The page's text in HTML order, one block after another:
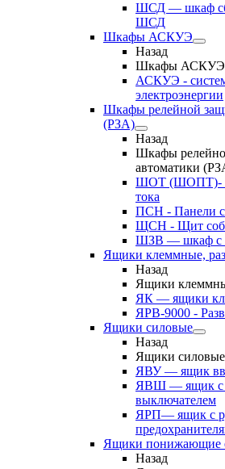
ШСД — шкаф
ШСД
Шкафы АСКУЭ
Назад
Шкафы АСКУЭ
АСКУЭ -
электроэнергии
Шкафы релейной
(РЗА)
Назад
Шкафы
автоматики
ШОТ (ШОПТ)-
тока
ПСН - Панели
ЩСН - Щит
ШЗВ — шкаф с
Ящики клеммные,
Назад
Ящики
ЯК — ящики
ЯРВ-9000 -
Ящики силовые
Назад
Ящики силовые
ЯВУ — ящик
ЯВШ — ящик с
выключателем
ЯРП— ящик с
Ящики понижающие
Назад